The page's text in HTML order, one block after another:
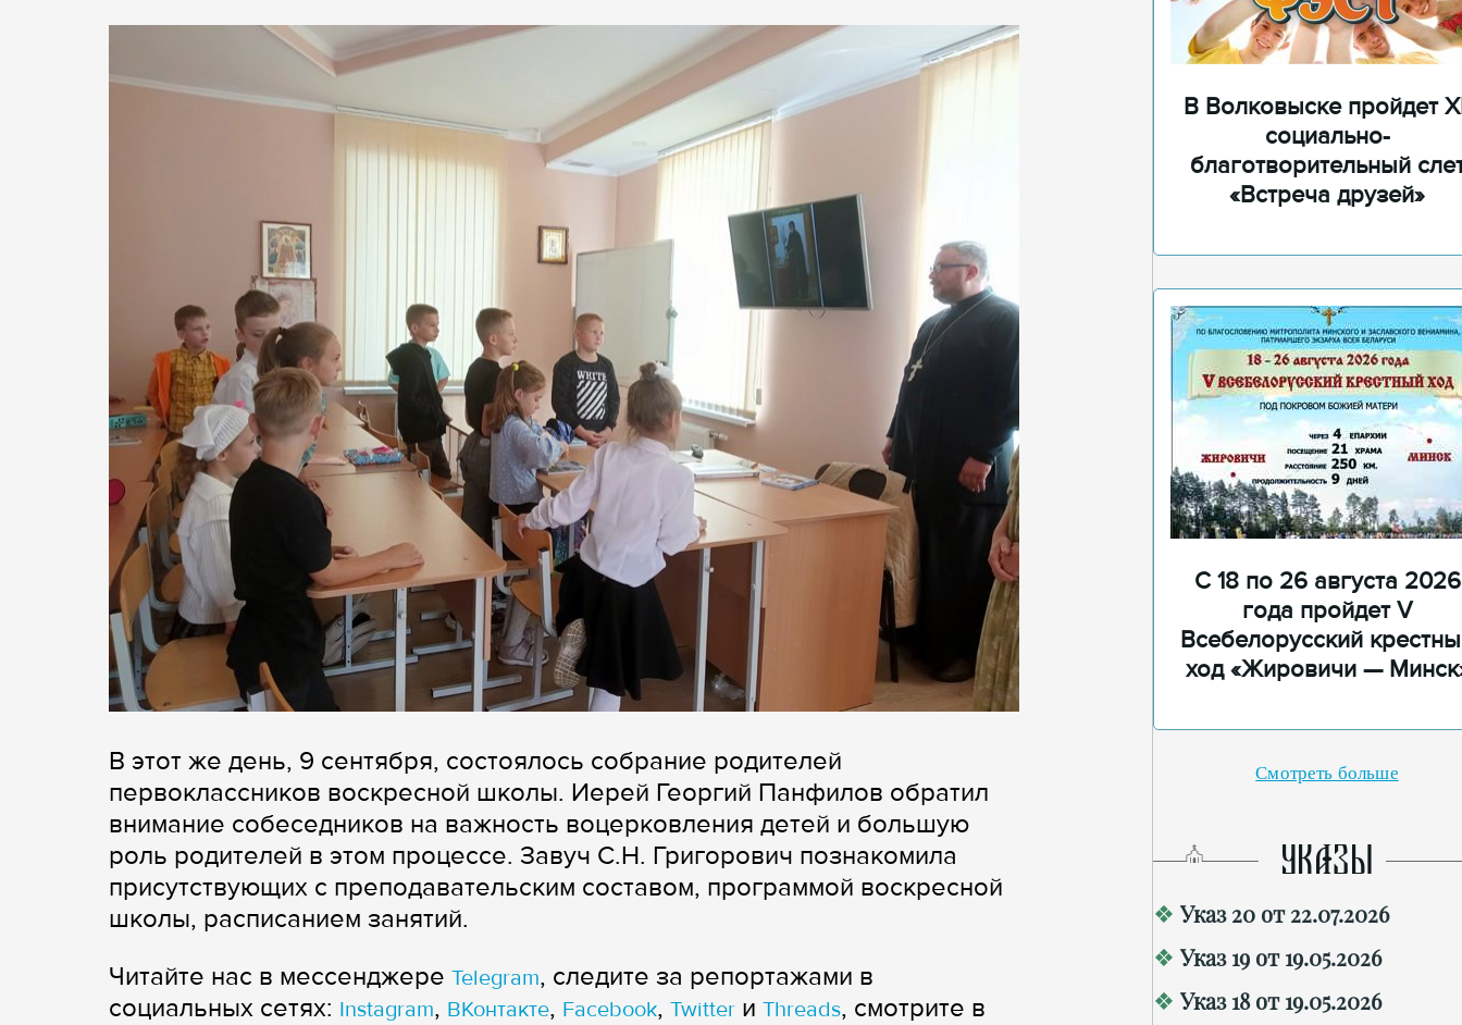
В этот же день, 9 сентября, состоялось собрание родителей
первоклассников воскресной школы. Иерей Георгий Панфилов обратил
внимание собеседников на важность воцерковления детей и большую
роль родителей в этом процессе. Завуч С.Н. Григорович познакомила
присутствующих с преподавательским составом, программой воскресной
школы, расписанием занятий.
Читайте нас в мессенджере Telegram, следите за репортажами в
cоциальных сетях: Instagram, ВКонтакте, Facebook, Twitter и Threads, смотрите в
В Волковыске пройдет
социально-
благотворительный
«Встреча друзей»
С 18 по 26 августа 2026
года пройдет V
Всебелорусский
ход «Жировичи —
Смотреть больше
УКАЗЫ
Указ 20 от 22.07.2026
Указ 19 от 19.05.2026
Указ 18 от 19.05.2026